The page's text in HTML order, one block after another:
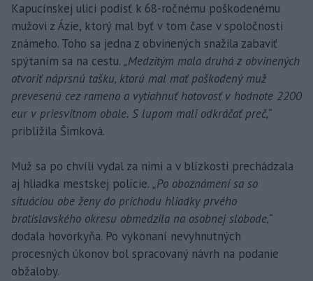
Kapucínskej ulici podísť k 68-ročnému poškodenému
mužovi z Ázie, ktorý mal byť v tom čase v spoločnosti
známeho. Toho sa jedna z obvinených snažila zabaviť
spýtaním sa na cestu. „Medzitým mala druhá z obvinených
otvoriť náprsnú tašku, ktorú mal mať poškodený muž
prevesenú cez rameno a vytiahnuť hotovosť v hodnote 2200
eur v priesvitnom obale. S lupom mali odkráčať preč,“
priblížila Šimková.
Muž sa po chvíli vydal za nimi a v blízkosti prechádzala
aj hliadka mestskej polície. „Po oboznámení sa so
situáciou obe ženy do príchodu hliadky prvého
bratislavského okresu obmedzila na osobnej slobode,“
dodala hovorkyňa. Po vykonaní nevyhnutných
procesných úkonov bol spracovaný návrh na podanie
obžaloby.